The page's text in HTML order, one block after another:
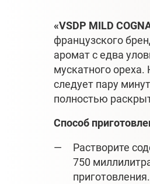
«VSDP MILD
французского
аромат с едва
мускатного
следует пару
полностью
Способ
Растворите
750
приготовления.